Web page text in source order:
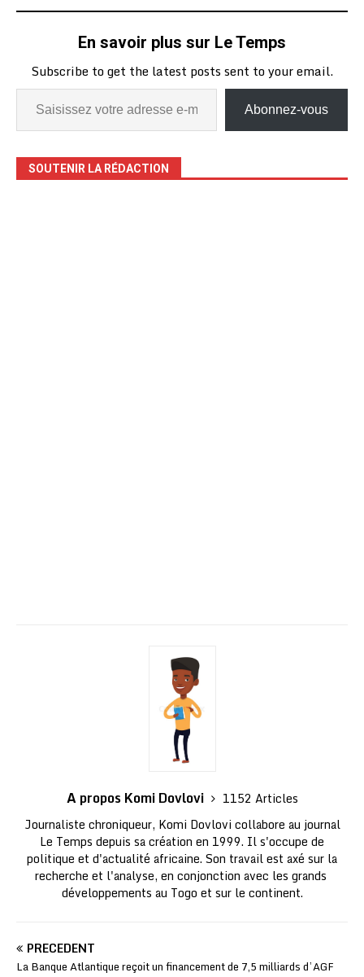
Arabe pour le
Economique en Afrique
cette convention, la
BADEA met à…
En savoir plus sur Le Temps
Subscribe to get the latest posts sent to your email.
Abonnez-vous
SOUTENIR LA RÉDACTION
A propos Komi Dovlovi
1152 Articles
Journaliste chroniqueur, Komi Dovlovi collabore au journal
Le Temps depuis sa création en 1999. Il s'occupe de
politique et d'actualité africaine. Son travail est axé sur la
recherche et l'analyse, en conjonction avec les grands
développements au Togo et sur le continent.
PRÉCÉDENT
La Banque Atlantique reçoit un financement de 7,5 milliards d’AGF